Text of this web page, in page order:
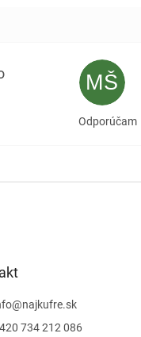
je 5 z 5 hviezdičiek.
MŠ
Odporúčam
@najkufre.sk
734 212 086